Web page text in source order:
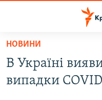
Перейти
основного
матеріалу
ВОДА.КРИМ
НОВИНИ
В Україні
випадки